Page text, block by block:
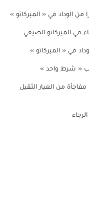
الوداد في « الميركاتو »
في الميركاتو الصيفي
في « الميركاتو »
« شرط واحد »
من العيار الثقيل